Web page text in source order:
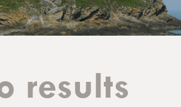
results